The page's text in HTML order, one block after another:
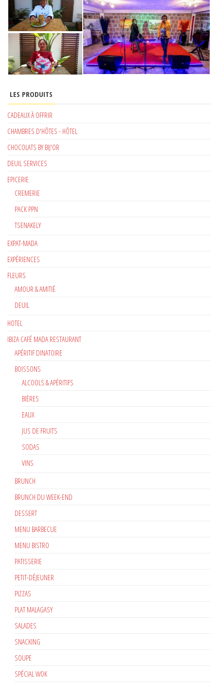
LES PRODUITS
CADEAUX À OFFRIR
CHAMBRES D'HÔTES - HÔTEL
CHOCOLATS BY BIJ'OR
DEUIL SERVICES
EPICERIE
CREMERIE
PACK PPN
TSENAKELY
EXPAT-MADA
EXPÉRIENCES
FLEURS
AMOUR & AMITIÉ
DEUIL
HOTEL
IBIZA CAFÉ MADA RESTAURANT
APÉRITIF DINATOIRE
BOISSONS
ALCOOLS & APÉRITIFS
BIÈRES
EAUX
JUS DE FRUITS
SODAS
VINS
BRUNCH
BRUNCH DU WEEK-END
DESSERT
MENU BARBECUE
MENU BISTRO
PATISSERIE
PETIT-DÉJEUNER
PIZZAS
PLAT MALAGASY
SALADES
SNACKING
SOUPE
SPÉCIAL WOK